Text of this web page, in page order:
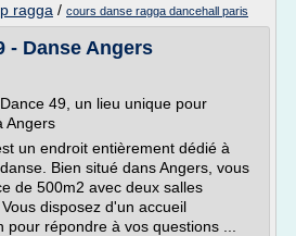
ragga / cours danse ragga dancehall paris
- Danse Angers
49, un lieu unique pour
Angers
un endroit entièrement dédié à
Bien situé dans Angers, vous
de 500m2 avec deux salles
disposez d'un accueil
pour répondre à vos questions ...